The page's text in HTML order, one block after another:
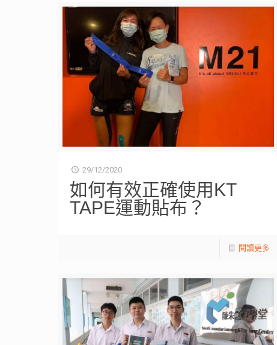
29/12/2020
如何有效正確使用KT
TAPE運動貼布？
閱讀更多